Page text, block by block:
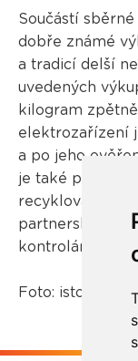
Součástí
dobře známé
a tradicí delší
uvedených
kilogram
elektrozařízení
a po jeho
je také
recyklován.
partnerskými
kontrolám a
Foto: